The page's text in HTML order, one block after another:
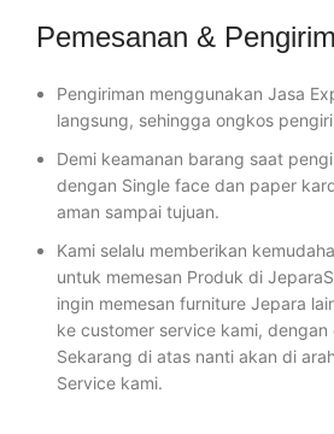
Pemesanan &
Pengiriman menggunakan Jasa
langsung, sehingga ongkos
Demi keamanan barang saat
dengan Single face dan paper
aman sampai tujuan.
Kami selalu memberikan
untuk memesan Produk di
ingin memesan furniture Jepara
ke customer service kami, dengan
Sekarang di atas nanti akan di
Service kami.